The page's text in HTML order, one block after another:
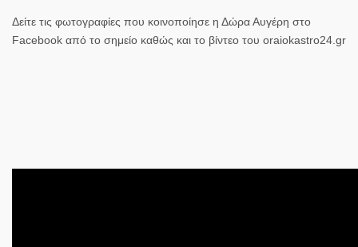
Δείτε τις φωτογραφίες που κοινοποίησε η Δώρα Αυγέρη στο
Facebook από το σημείο καθώς και το βίντεο του oraiokastro24.gr